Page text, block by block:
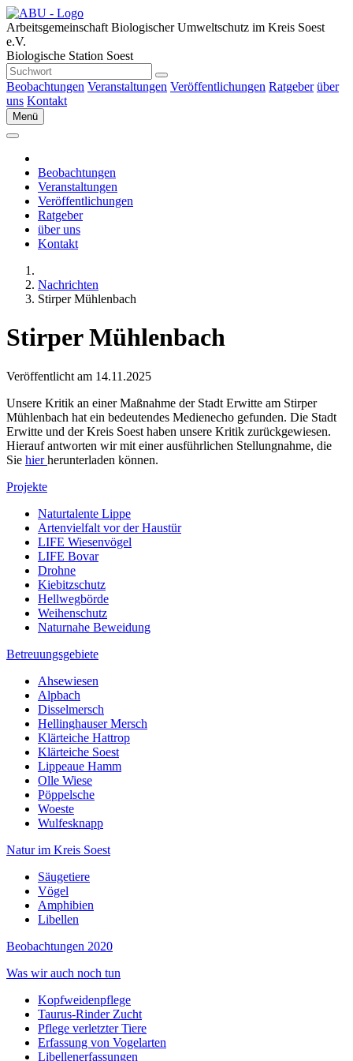
Arbeitsgemeinschaft Biologischer Umweltschutz im Kreis Soest
e.V.
Biologische Station Soest
Beobachtungen Veranstaltungen Veröffentlichungen Ratgeber über
uns Kontakt
Menü
Beobachtungen
Veranstaltungen
Veröffentlichungen
Ratgeber
über uns
Kontakt
Nachrichten
Stirper Mühlenbach
Stirper Mühlenbach
Veröffentlicht am 14.11.2025
Unsere Kritik an einer Maßnahme der Stadt Erwitte am Stirper
Mühlenbach hat ein bedeutendes Medienecho gefunden. Die Stadt
Erwitte und der Kreis Soest haben unsere Kritik zurückgewiesen.
Hierauf antworten wir mit einer ausführlichen Stellungnahme, die
Sie hierherunterladen können.
Projekte
Naturtalente Lippe
Artenvielfalt vor der Haustür
LIFE Wiesenvögel
LIFE Bovar
Drohne
Kiebitzschutz
Hellwegbörde
Weihenschutz
Naturnahe Beweidung
Betreuungsgebiete
Ahsewiesen
Alpbach
Disselmersch
Hellinghauser Mersch
Klärteiche Hattrop
Klärteiche Soest
Lippeaue Hamm
Olle Wiese
Pöppelsche
Woeste
Wulfesknapp
Natur im Kreis Soest
Säugetiere
Vögel
Amphibien
Libellen
Beobachtungen 2020
Was wir auch noch tun
Kopfweidenpflege
Taurus-Rinder Zucht
Pflege verletzter Tiere
Erfassung von Vogelarten
Libellenerfassungen